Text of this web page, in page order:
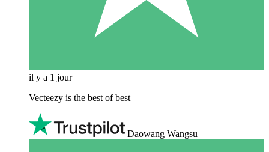
il y a 1 jour
Vecteezy is the best of best
Daowang Wangsu